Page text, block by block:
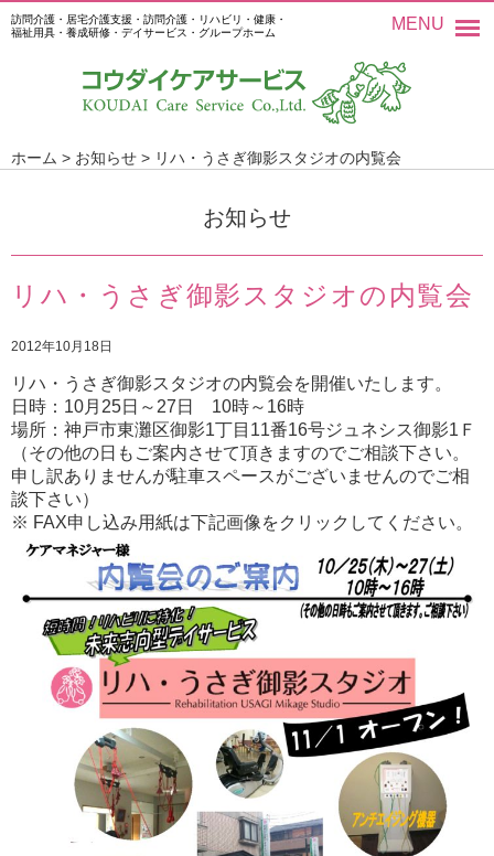
訪問介護・居宅介護支援・訪問介護・リハビリ・健康・
福祉用具・養成研修・デイサービス・グループホーム
MENU
ホーム > お知らせ > リハ・うさぎ御影スタジオの内覧会
お知らせ
リハ・うさぎ御影スタジオの内覧会
2012年10月18日
リハ・うさぎ御影スタジオの内覧会を開催いたします。
日時：10月25日～27日 10時～16時
場所：神戸市東灘区御影1丁目11番16号ジュネシス御影1Ｆ
（その他の日もご案内させて頂きますのでご相談下さい。
申し訳ありませんが駐車スペースがございませんのでご相
談下さい）
※ FAX申し込み用紙は下記画像をクリックしてください。